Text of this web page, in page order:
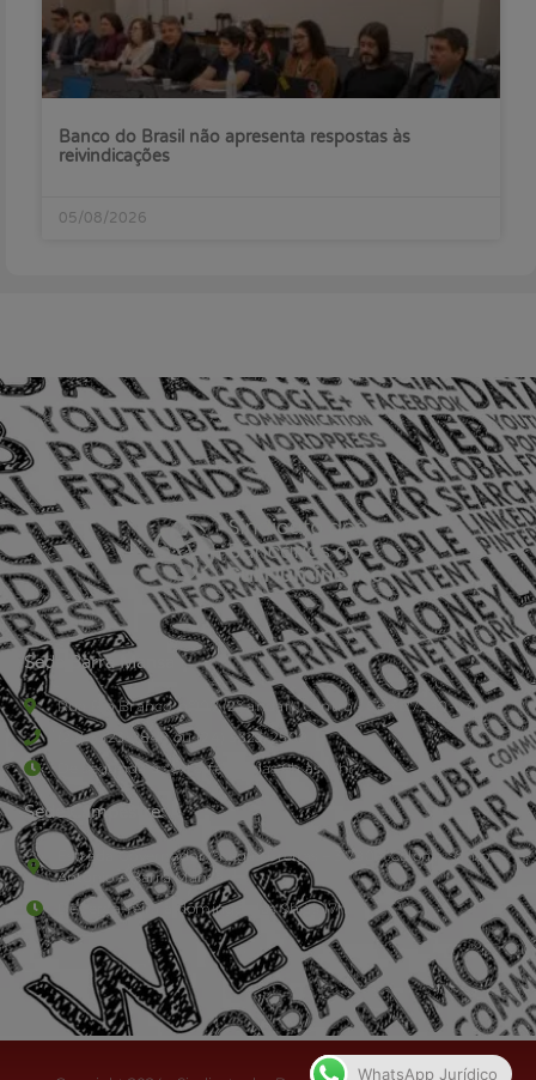
Banco do Brasil não apresenta respostas às
reivindicações
05/08/2026
Sede Barra Mansa
Rua Rio Branco, nº107 (2º andar), Centro - Cep: 27.330-030
(24) 3323-2848 ou (24) 3323-2500
De segunda à sexta-feira , das 9h às 17h.
Sede Campestre:
Estrada Governador Chagas Freitas – 3.780 – Colônia Santo
Antônio – Barra Mansa
De terça-feira a domingo, das 9h às 17h
WhatsApp Jurídico